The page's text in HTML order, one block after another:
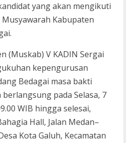
yang akan mengikuti
Kabupaten
(Muskab) V KADIN Sergai
kepengurusan
Bedagai masa bakti
pada Selasa, 7
WIB hingga selesai,
Hall, Jalan Medan–
Kota Galuh, Kecamatan